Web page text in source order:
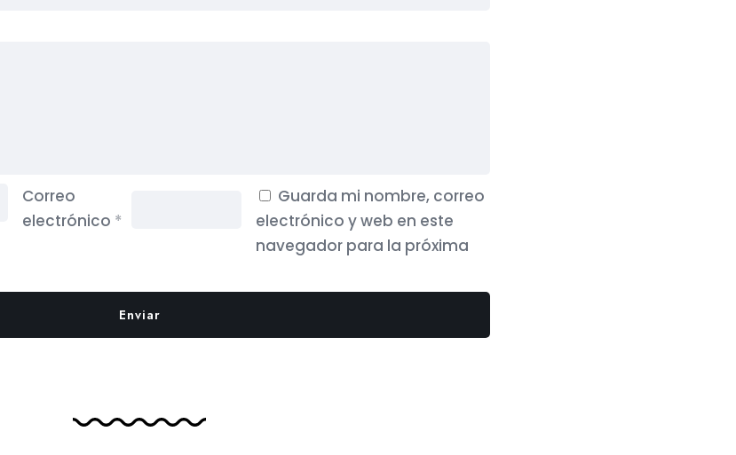
Correo
electrónico *
Guarda mi nombre, correo
electrónico y web en este
navegador para la próxima
Aviso legal